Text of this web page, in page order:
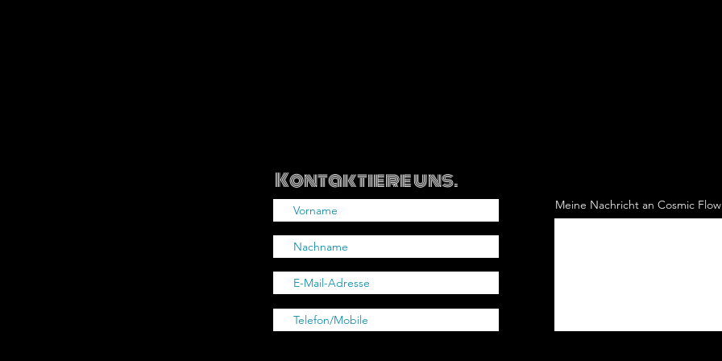
Kontaktiere uns.
Meine Nachricht an Cosmic